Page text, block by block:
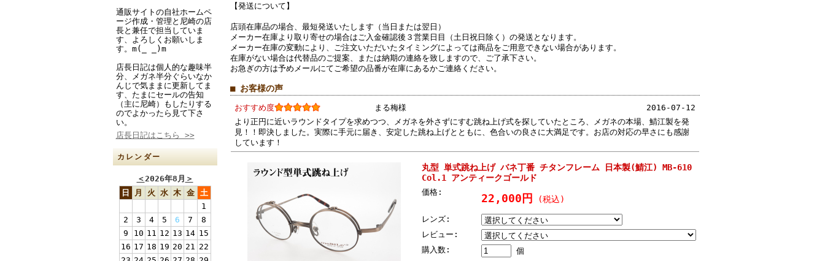
通販サイトの自社ホームペ
ージ作成・管理と尼崎の店
長と兼任で担当していま
す、よろしくお願いしま
す。m(_ _)m
店長日記は個人的な趣味半
分、メガネ半分ぐらいなか
んじで気ままに更新してま
す、たまにセールの告知
（主に尼崎）もしたりする
のでよかったら見て下さ
い。
店長日記はこちら >>
カレンダー
＜2026年8月 ＞
日
月 火 水 木 金
土
1
2
3 4 5 6 7
8
9
10 11 12 13 14 15
16 17 18 19 20 21 22
【発送について】
店頭在庫品の場合、最短発送いたします（当日または翌日）
メーカー在庫より取り寄せの場合はご入金確認後３営業日目（土日祝日除く）の発送となります。
メーカー在庫の変動により、ご注文いただいたタイミングによっては商品をご用意できない場合があります。
在庫がない場合は代替品のご提案、または納期の連絡を致しますので、ご了承下さい。
お急ぎの方は予めメールにてご希望の品番が在庫にあるかご連絡ください。
■ お客様の声
おすすめ度 まる梅様
2016-07-12
より正円に近いラウンドタイプを求めつつ、メガネを外さずにすむ跳ね上げ式を探していたところ、メガネの本場、鯖江製を発
見！！即決しました。実際に手元に届き、安定した跳ね上げとともに、色合いの良さに大満足です。お店の対応の早さにも感謝
しています！
丸型 単式跳ね上げ バネ丁番 チタンフレーム 日本製(鯖江) MB-610
Col.1 アンティークゴールド
価格: 22,000円 (税込)
レンズ:
レビュー:
購入数:
個